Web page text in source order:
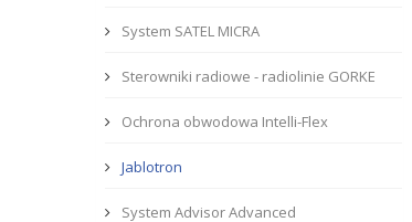
System SATEL MICRA
Sterowniki radiowe - radiolinie GORKE
Ochrona obwodowa Intelli-Flex
Jablotron
System Advisor Advanced